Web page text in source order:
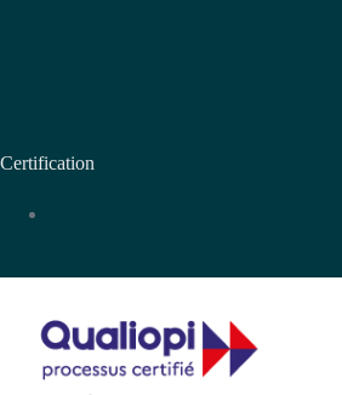
Certification